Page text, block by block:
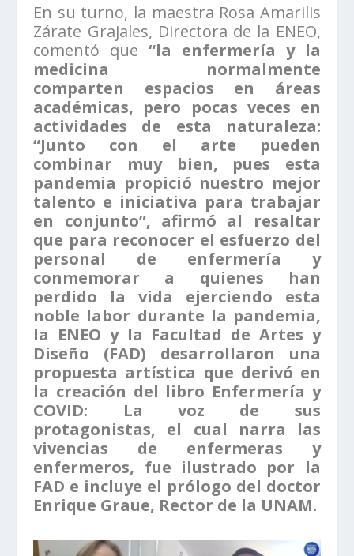
En su turno, la maestra Rosa Amarilis
Zárate Grajales, Directora de la ENEO,
comentó que“la enfermería y la
medicina normalmente
comparten espacios en áreas
académicas, pero pocas veces en
actividades de esta naturaleza:
“Junto con el arte pueden
combinar muy bien, pues esta
pandemia propició nuestro mejor
talento e iniciativa para trabajar
en conjunto”, afirmó al resaltar
que para reconocer el esfuerzo del
personal de enfermería y
conmemorar a quienes han
perdido la vida ejerciendo esta
noble labor durante la pandemia,
la ENEO y la Facultad de Artes y
Diseño (FAD) desarrollaron una
propuesta artística que derivó en
la creación del libro Enfermería y
COVID: La voz de sus
protagonistas, el cual narra las
vivencias de enfermeras y
enfermeros, fue ilustrado por la
FAD e incluye el prólogo del doctor
Enrique Graue, Rector de la UNAM.